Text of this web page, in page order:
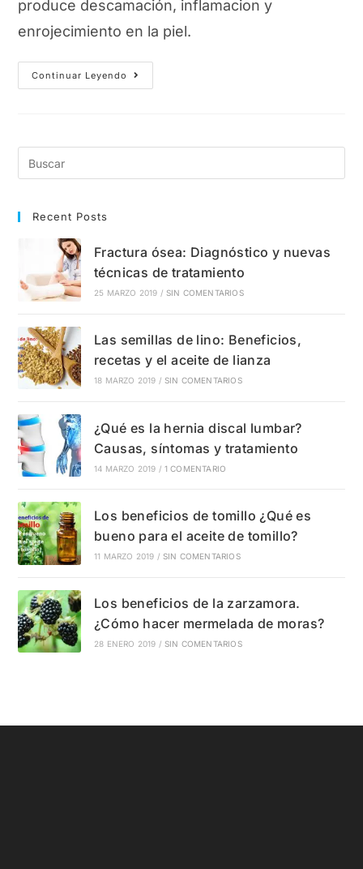
produce descamación, inflamacion y
enrojecimiento en la piel.
Continuar Leyendo
¿Qué
Es
Recent Posts
Fractura ósea: Diagnóstico y nuevas
técnicas de tratamiento
25 MARZO 2019 / SIN COMENTARIOS
Las semillas de lino: Beneficios,
recetas y el aceite de lianza
18 MARZO 2019 / SIN COMENTARIOS
¿Qué es la hernia discal lumbar?
Causas, síntomas y tratamiento
14 MARZO 2019 / 1 COMENTARIO
Los beneficios de tomillo ¿Qué es
bueno para el aceite de tomillo?
11 MARZO 2019 / SIN COMENTARIOS
Los beneficios de la zarzamora.
¿Cómo hacer mermelada de moras?
28 ENERO 2019 / SIN COMENTARIOS